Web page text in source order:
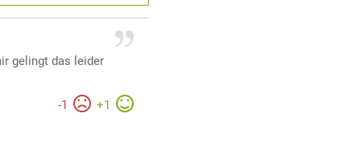
gelingt das leider
-1 +1